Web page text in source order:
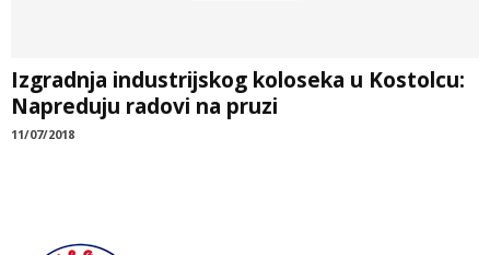
Izgradnja industrijskog koloseka u Kostolcu:
Napreduju radovi na pruzi
11/07/2018